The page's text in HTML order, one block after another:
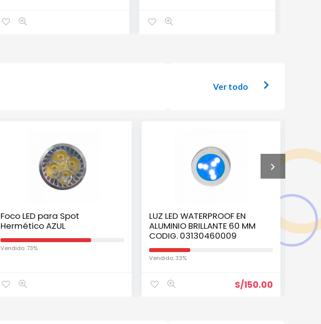
Ver todo
Foco LED para Spot
Hermético AZUL
Vendido: 73%
LUZ LED WATERPROOF EN
ALUMINIO BRILLANTE 60 MM
CODIG. 03130460009
Vendido: 33%
S/150.00